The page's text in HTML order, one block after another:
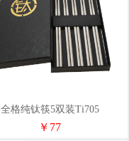
全格纯钛筷5双装Ti705
￥77